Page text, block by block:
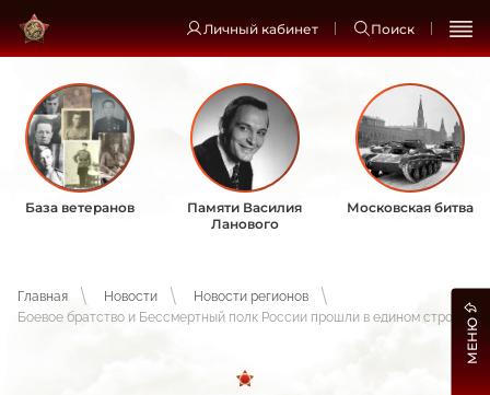
Личный кабинет Поиск
База ветеранов
Памяти Василия
Ланового
Московская битва
Главная Новости
Новости регионов
Боевое братство и Бессмертный полк России прошли в едином строю МЕНЮ